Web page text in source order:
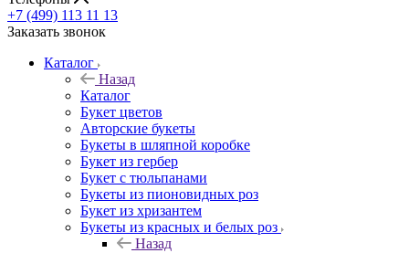
+7 (499) 113 11 13
Заказать звонок
Каталог
Назад
Каталог
Букет цветов
Авторские букеты
Букеты в шляпной коробке
Букет из гербер
Букет с тюльпанами
Букеты из пионовидных роз
Букет из хризантем
Букеты из красных и белых роз
Назад